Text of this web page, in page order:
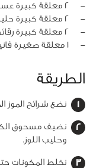
‏-
2 معلقة كبيرة عسل أبيض
‏-
2 معلقة كبيرة حليب لوز أو حليب قليل الدسم
‏-
2 معلقة كبيرة رقائق شوكولاتة داكنة
‏-
1 معلقة صغيرة فانيليا
الطريقة
نضع شرائح الموز
نضيف مسحوق
وحليب اللوز.
نخلط المكونات